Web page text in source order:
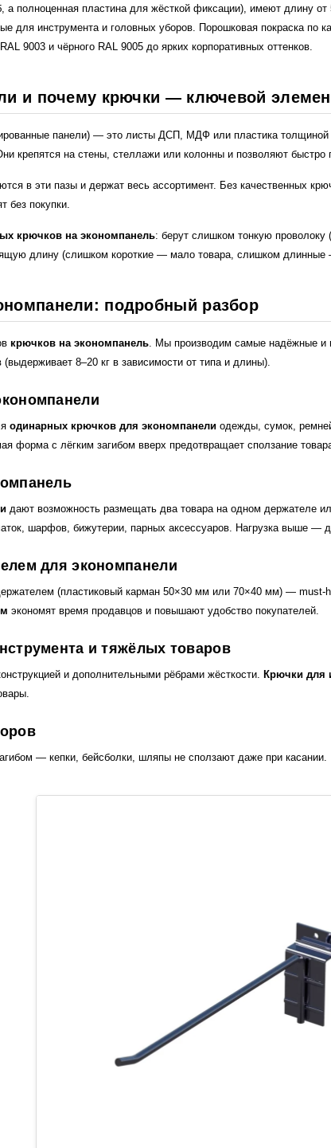
а полноценная пластина для жёсткой фиксации), имеют длину
для инструмента и головных уборов. Порошковая покраска по
9003 и чёрного RAL 9005 до ярких корпоративных оттенков.
и почему крючки — ключевой
панели) — это листы ДСП, МДФ или пластика
крепятся на стены, стеллажи или колонны и позволяют быстро
в эти пазы и держат весь ассортимент. Без качественных
без покупки.
крючков на экономпанель: берут слишком тонкую проволоку
длину (слишком короткие — мало товара, слишком длинные
подробный разбор
крючков на экономпанель. Мы производим самые надёжные и
8–20 кг в зависимости от типа и длины).
одинарных крючков для экономпанели одежды, сумок,
форма с лёгким загибом вверх предотвращает сползание
дают возможность размещать два товара на одном держателе
шарфов, бижутерии, парных аксессуаров. Нагрузка выше —
для экономпанели
(пластиковый карман 50×30 мм или 70×40 мм) — must-
экономят время продавцов и повышают удобство покупателей.
и тяжёлых товаров
и дополнительными рёбрами жёсткости. Крючки для
— кепки, бейсболки, шляпы не сползают даже при касании.